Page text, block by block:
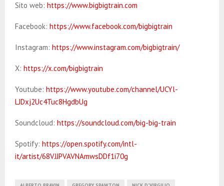
Sito web: https://www.bigbigtrain.com
Facebook: https://www.facebook.com/bigbigtrain
Instagram: https://www.instagram.com/bigbigtrain/
X: https://x.com/bigbigtrain
Youtube: https://www.youtube.com/channel/UCYl-
LJDxj2Uc4Tuc8HgdbUg
Soundcloud: https://soundcloud.com/big-big-train
Spotify: https://open.spotify.com/intl-
it/artist/68VJJPVAVNAmwsDDf1i70g